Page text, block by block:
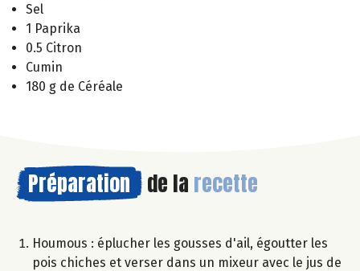
Sel
1 Paprika
0.5 Citron
Cumin
180 g de Céréale
Préparation de la recette
Houmous : éplucher les gousses d'ail, égoutter les
pois chiches et verser dans un mixeur avec le jus de